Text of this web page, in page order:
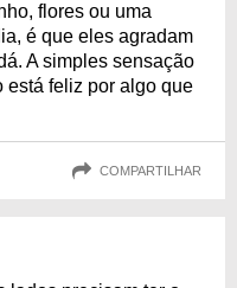
flores ou uma
é que eles agradam
A simples sensação
está feliz por algo que
COMPARTILHAR